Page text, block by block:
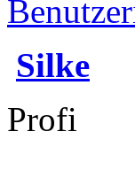
Silke
Profi